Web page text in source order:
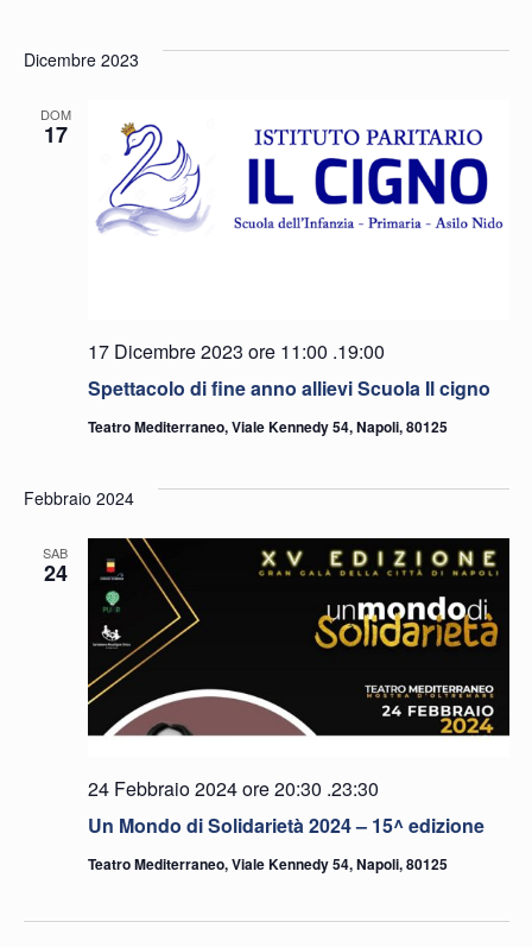
Dicembre 2023
DOM
17
Spettacolo di fine anno allievi Scuola Il cigno
17 Dicembre 2023 ore 11:00 .19:00
Teatro Mediterraneo, Viale Kennedy 54, Napoli, 80125
Febbraio 2024
SAB
24
Un Mondo di Solidarietà 2024 – 15^ edizione
24 Febbraio 2024 ore 20:30 .23:30
Teatro Mediterraneo, Viale Kennedy 54, Napoli, 80125